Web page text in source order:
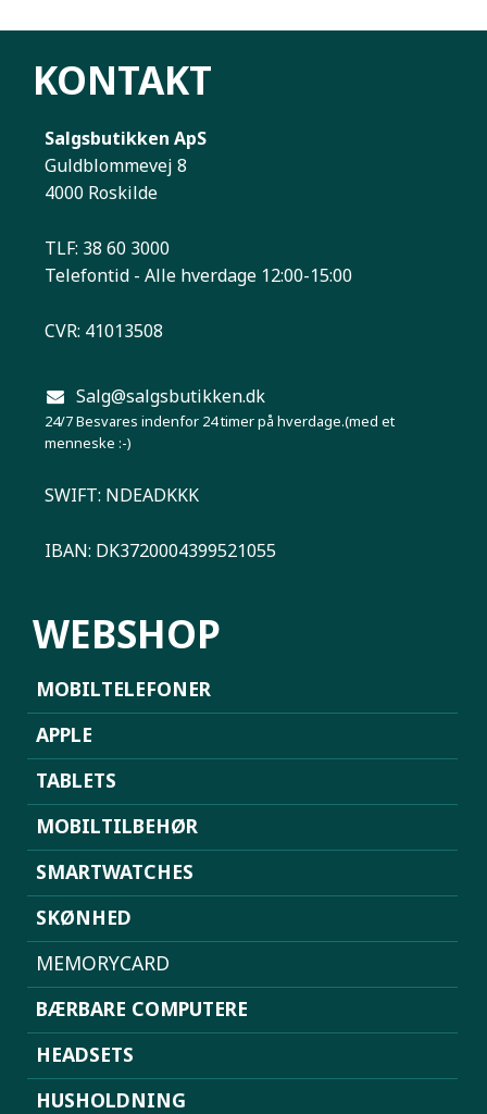
KONTAKT
Salgsbutikken ApS
Guldblommevej 8
4000 Roskilde
TLF: 38 60 3000
Telefontid - Alle hverdage 12:00-15:00
CVR: 41013508
Salg@salgsbutikken.dk
24/7 Besvares indenfor 24 timer på hverdage.(med et
menneske :-)
SWIFT: NDEADKKK
IBAN: DK3720004399521055
WEBSHOP
MOBILTELEFONER
APPLE
TABLETS
MOBILTILBEHØR
SMARTWATCHES
SKØNHED
MEMORYCARD
BÆRBARE COMPUTERE
HEADSETS
HUSHOLDNING